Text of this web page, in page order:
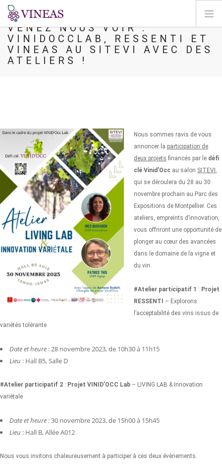
BIENVENIDA
SOBRE VINEAS
INICIAR SESIÓN
ES
VENEZ NOUS VOIR :
VINIDOCCLAB, RESSENTI ET
VINEAS AU SITEVI AVEC DES
ATELIERS !
Nous sommes ravis de vous
annoncer la participation de
deux projets financés par le défi
clé Vinid’Occ au salon SITEVI ,
qui se déroulera du 28 au 30
novembre prochain au Parc des
Expositions de Montpellier. Ces
ateliers, empreints d’innovation,
vous offriront une opportunité de
plonger au cœur des avancées
dans le domaine de la vigne et
du vin.
#Atelier participatif 1 : Projet
RESSENTI
– Explorons
l’acceptabilité des vins issus de
variétés tolérante
Date et heure : 28 novembre 2023, de 10h30 à 11h15
Lieu : Hall B5, Salle D
#Atelier participatif 2 : Projet VINID’OCC Lab – LIVING LAB & Innovation
variétale
Date et heure : 30 novembre 2023, de 15h00 à 15h45
Lieu : Hall B, Allée A012
Nous vous invitons chaleureusement à participer à ces deux évènements.